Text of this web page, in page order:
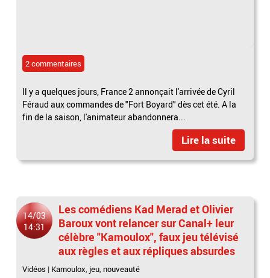
2 commentaires
Il y a quelques jours, France 2 annonçait l'arrivée de Cyril
Féraud aux commandes de "Fort Boyard" dès cet été. A la
fin de la saison, l'animateur abandonnera...
Lire la suite
14/03
14:31
Les comédiens Kad Merad et Olivier
Baroux vont relancer sur Canal+ leur
célèbre "Kamoulox", faux jeu télévisé
aux règles et aux répliques absurdes
Vidéos | Kamoulox, jeu, nouveauté